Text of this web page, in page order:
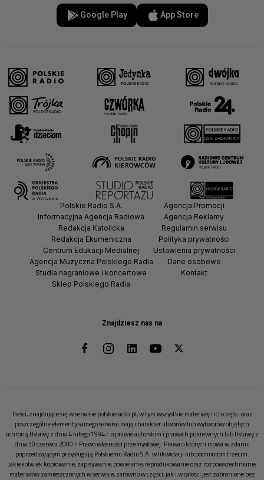
Google Play App Store
Znajdziesz nas na
Polskie Radio S.A.
Informacyjna Agencja Radiowa
Redakcja Katolicka
Redakcja Ekumeniczna
Centrum Edukacji Medialnej
Agencja Muzyczna Polskiego Radia
Studia nagraniowe i koncertowe
Sklep Polskiego Radia
Agencja Promocji
Agencja Reklamy
Regulamin serwisu
Polityka prywatności
Ustawienia prywatności
Dane osobowe
Kontakt
Treści, znajdujące się w serwisie polskieradio.pl, w tym wszystkie materiały i ich części oraz
poszczególne elementy samego serwisu mają charakter utworów lub wytworów objętych
ochroną Ustawy z dnia 4 lutego 1994 r. o prawie autorskim i prawach pokrewnych lub Ustawy z
dnia 30 czerwca 2000 r. Prawo własności przemysłowej. Prawa o których mowa w zdaniu
poprzedzającym przysługują Polskiemu Radiu S.A. w likwidacji lub podmiotom trzecim.
Jakiekolwiek kopiowanie, zapisywanie, powielanie, reprodukowanie oraz rozpowszechnianie
materiałów zamieszczonych w serwisie, zarówno w części, jak i w całości jest zabronione bez